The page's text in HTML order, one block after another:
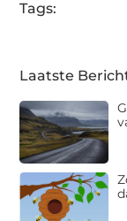
Tags:
Laatste